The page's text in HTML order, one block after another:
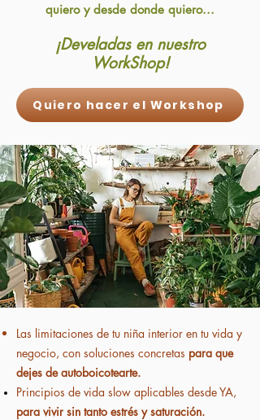
quiero y desde donde quiero...
¡Develadas en nuestro
WorkShop!
Quiero hacer el Workshop
Las limitaciones de tu niña interior en tu vida y
negocio, con soluciones concretas para que
dejes de autoboicotearte.
Principios de vida slow aplicables desde YA,
para vivir sin tanto estrés ysaturación.